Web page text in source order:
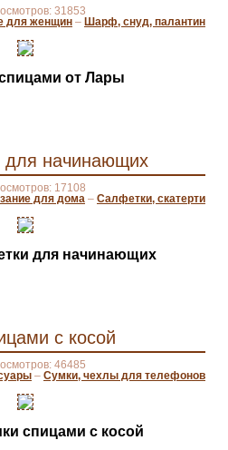
31853
для женщин – Шарф, снуд, палантин
от Лары
для начинающих
17108
для дома – Салфетки, скатерти
для начинающих
с косой
46485
– Сумки, чехлы для телефонов
спицами с косой